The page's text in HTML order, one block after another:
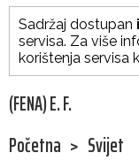
Sadržaj dostupan
servisa. Za više
korištenja servisa
(FENA) E. F.
Početna > Svijet